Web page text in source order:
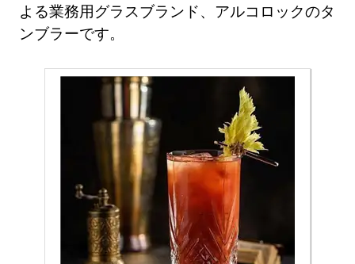
よる業務用グラスブランド、アルコロックのタ
ンブラーです。